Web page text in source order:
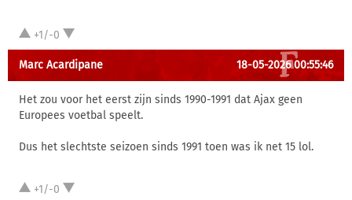
+1/-0
Marc Acardipane 18-05-2026 00:55:46
Het zou voor het eerst zijn sinds 1990-1991 dat Ajax geen
Europees voetbal speelt.
Dus het slechtste seizoen sinds 1991 toen was ik net 15 lol.
+1/-0